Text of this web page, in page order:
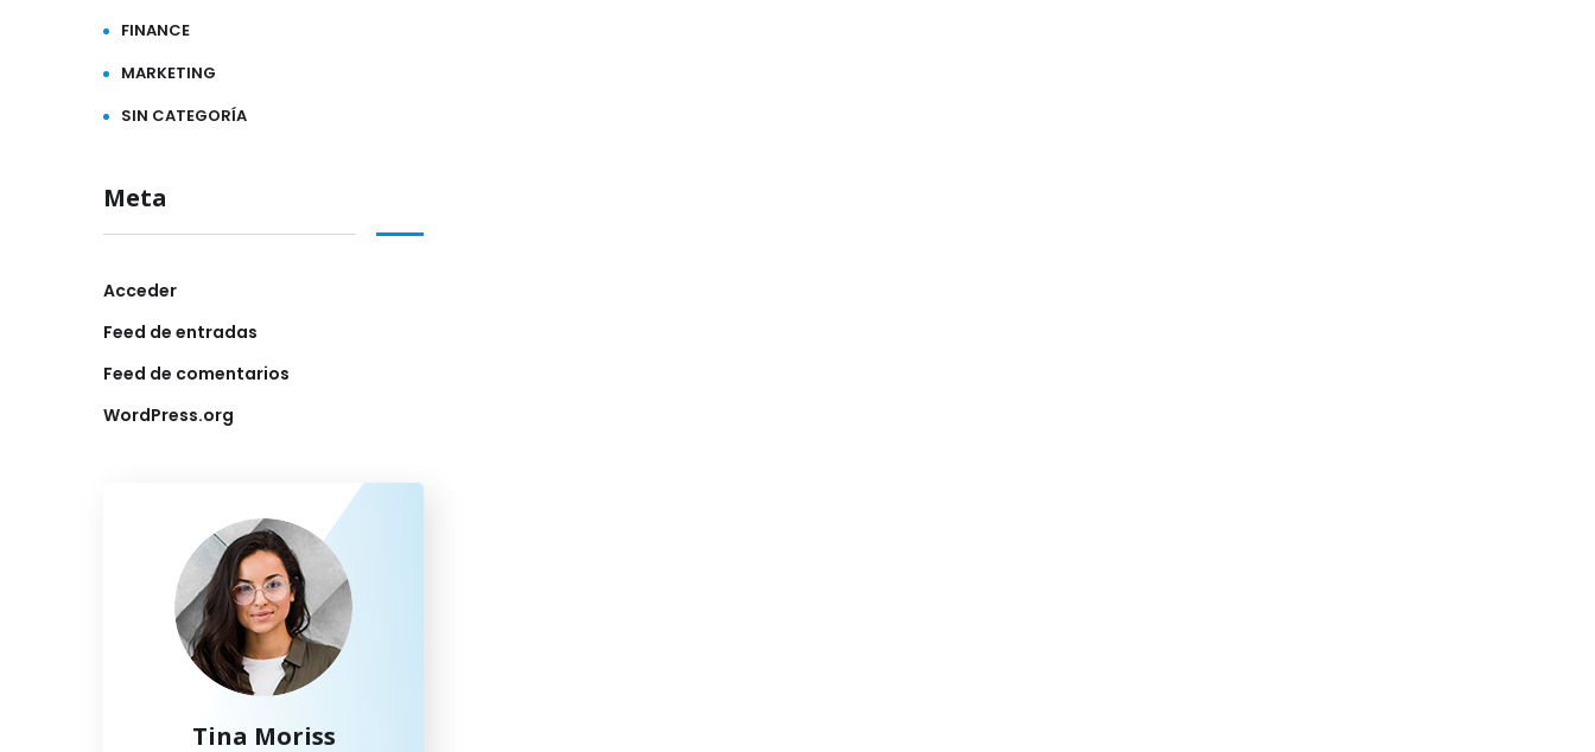
FINANCE
MARKETING
SIN CATEGORÍA
Meta
Acceder
Feed de entradas
Feed de comentarios
WordPress.org
Tina Moriss